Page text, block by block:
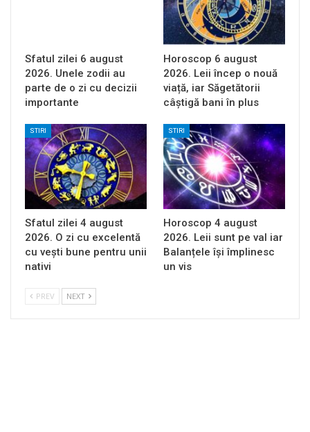
Sfatul zilei 6 august
2026. Unele zodii au
parte de o zi cu decizii
importante
Horoscop 6 august
2026. Leii încep o nouă
viață, iar Săgetătorii
câștigă bani în plus
STIRI
Sfatul zilei 4 august
2026. O zi cu excelentă
cu vești bune pentru unii
nativi
STIRI
Horoscop 4 august
2026. Leii sunt pe val iar
Balanțele își împlinesc
un vis
PREV NEXT